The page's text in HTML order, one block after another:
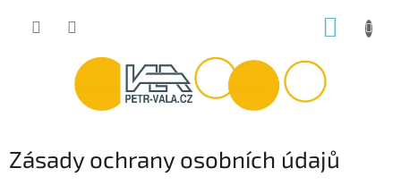
Zásady ochrany osobních údajů